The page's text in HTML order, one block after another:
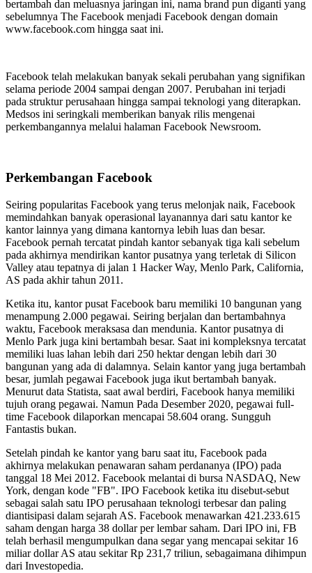
bertambah dan meluasnya jaringan ini, nama brand pun diganti yang
sebelumnya The Facebook menjadi Facebook dengan domain
www.facebook.com hingga saat ini.
Facebook telah melakukan banyak sekali perubahan yang signifikan
selama periode 2004 sampai dengan 2007. Perubahan ini terjadi
pada struktur perusahaan hingga sampai teknologi yang diterapkan.
Medsos ini seringkali memberikan banyak rilis mengenai
perkembangannya melalui halaman Facebook Newsroom.
Perkembangan Facebook
Seiring popularitas Facebook yang terus melonjak naik, Facebook
memindahkan banyak operasional layanannya dari satu kantor ke
kantor lainnya yang dimana kantornya lebih luas dan besar.
Facebook pernah tercatat pindah kantor sebanyak tiga kali sebelum
pada akhirnya mendirikan kantor pusatnya yang terletak di Silicon
Valley atau tepatnya di jalan 1 Hacker Way, Menlo Park, California,
AS pada akhir tahun 2011.
Ketika itu, kantor pusat Facebook baru memiliki 10 bangunan yang
menampung 2.000 pegawai. Seiring berjalan dan bertambahnya
waktu, Facebook meraksasa dan mendunia. Kantor pusatnya di
Menlo Park juga kini bertambah besar. Saat ini kompleksnya tercatat
memiliki luas lahan lebih dari 250 hektar dengan lebih dari 30
bangunan yang ada di dalamnya. Selain kantor yang juga bertambah
besar, jumlah pegawai Facebook juga ikut bertambah banyak.
Menurut data Statista, saat awal berdiri, Facebook hanya memiliki
tujuh orang pegawai. Namun Pada Desember 2020, pegawai full-
time Facebook dilaporkan mencapai 58.604 orang. Sungguh
Fantastis bukan.
Setelah pindah ke kantor yang baru saat itu, Facebook pada
akhirnya melakukan penawaran saham perdananya (IPO) pada
tanggal 18 Mei 2012. Facebook melantai di bursa NASDAQ, New
York, dengan kode "FB". IPO Facebook ketika itu disebut-sebut
sebagai salah satu IPO perusahaan teknologi terbesar dan paling
diantisipasi dalam sejarah AS. Facebook menawarkan 421.233.615
saham dengan harga 38 dollar per lembar saham. Dari IPO ini, FB
telah berhasil mengumpulkan dana segar yang mencapai sekitar 16
miliar dollar AS atau sekitar Rp 231,7 triliun, sebagaimana dihimpun
dari Investopedia.